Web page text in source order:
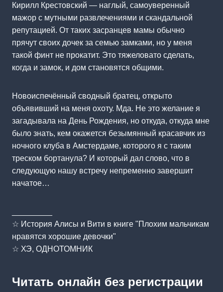
Кирилл Крестовский ― наглый, самоуверенный
мажор с мутными развлечениями и скандальной
репутацией. От таких засранцев мамы обычно
прячут своих дочек за семью замками, но у меня
такой финт не прокатит. Это тяжеловато сделать,
когда и замок, и дом становятся общими.
Новоиспечённый сводный братец, открыто
объявивший на меня охоту. Мда. Не это желание я
загадывала на День Рождения, но откуда, откуда мне
было знать, кем окажется безымянный красавчик из
ночного клуба в Амстердаме, которого я с таким
треском бортанула? И который дал слово, что в
следующую нашу встречу непременно завершит
начатое…
☆ История Алисы и Вити в книге "Плохим мальчикам
нравятся хорошие девочки"
☆ ХЭ, ОДНОТОМНИК
Читать онлайн без регистрации